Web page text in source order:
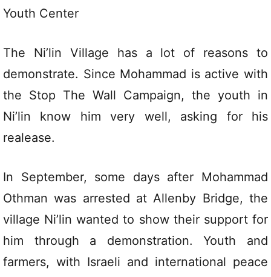
Youth Center
The Ni’lin Village has a lot of reasons to
demonstrate. Since Mohammad is active with
the Stop The Wall Campaign, the youth in
Ni’lin know him very well, asking for his
realease.
In September, some days after Mohammad
Othman was arrested at Allenby Bridge, the
village Ni’lin wanted to show their support for
him through a demonstration. Youth and
farmers, with Israeli and international peace